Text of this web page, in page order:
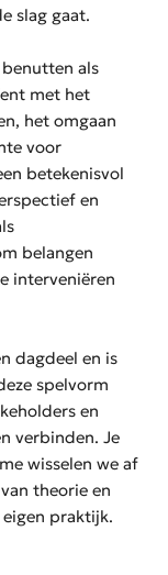
slag gaat.
als
met het
het omgaan
voor
betekenisvol
en
belangen
interveniëren
dagdeel en is
spelvorm
en
verbinden. Je
wisselen we af
theorie en
praktijk.